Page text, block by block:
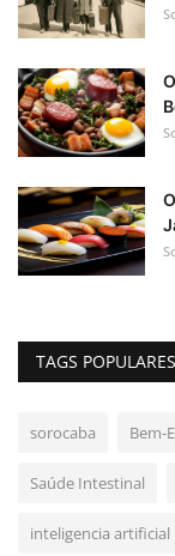
TAGS POPULARES
sorocaba Bem-
Saúde Intestinal
inteligencia artificial